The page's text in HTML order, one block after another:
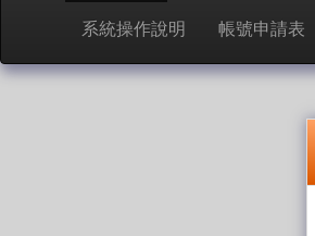
系統操作說明 帳號申請表